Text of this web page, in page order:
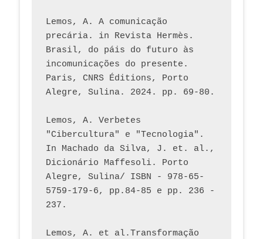
Lemos, A. A comunicação
precária. in Revista Hermès.
Brasil, do páis do futuro às
incomunicações do presente.
Paris, CNRS Éditions, Porto
Lemos, A. Verbetes
"Cibercultura" e "Tecnologia".
In Machado da Silva, J. et. al.,
Dicionário Maffesoli. Porto
Alegre, Sulina/ ISBN - 978-65-
5759-179-6, pp.84-85 e pp. 236 -
237.
Lemos, A. et al.Transformação